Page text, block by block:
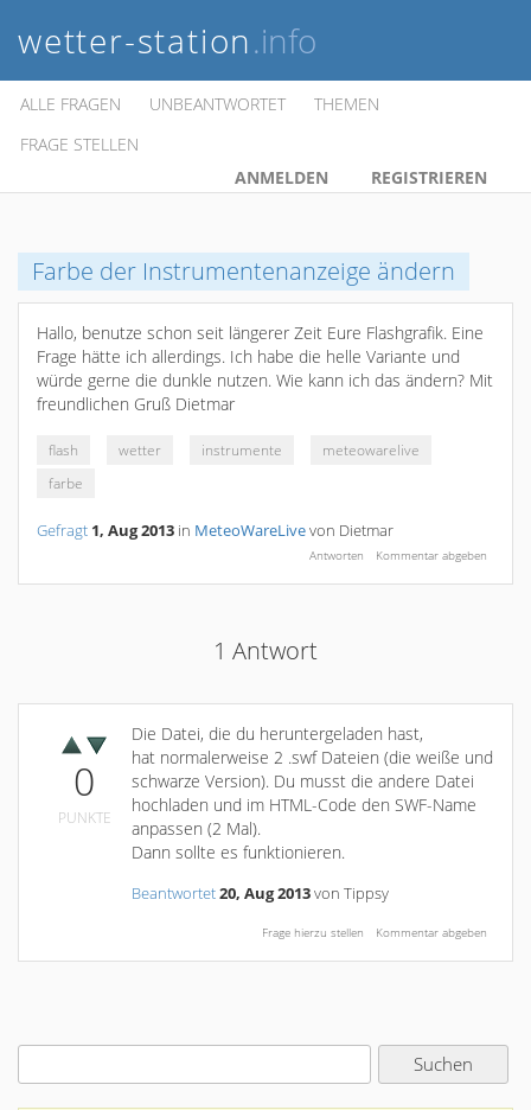
wetter-station.info
ALLE FRAGEN UNBEANTWORTET
THEMEN
FRAGE STELLEN
ANMELDEN
REGISTRIEREN
Farbe der Instrumentenanzeige ändern
Hallo, benutze schon seit längerer Zeit Eure Flashgrafik. Eine
Frage hätte ich allerdings. Ich habe die helle Variante und
würde gerne die dunkle nutzen. Wie kann ich das ändern? Mit
freundlichen Gruß Dietmar
flash wetter instrumente
meteowarelive
farbe
Gefragt 1, Aug 2013 in MeteoWareLivevon Dietmar
1 Antwort
0
PUNKTE
Die Datei, die du heruntergeladen hast,
hat normalerweise 2 .swf Dateien (die weiße und
schwarze Version). Du musst die andere Datei
hochladen und im HTML-Code den SWF-Name
anpassen (2 Mal).
Dann sollte es funktionieren.
Beantwortet20, Aug 2013von Tippsy